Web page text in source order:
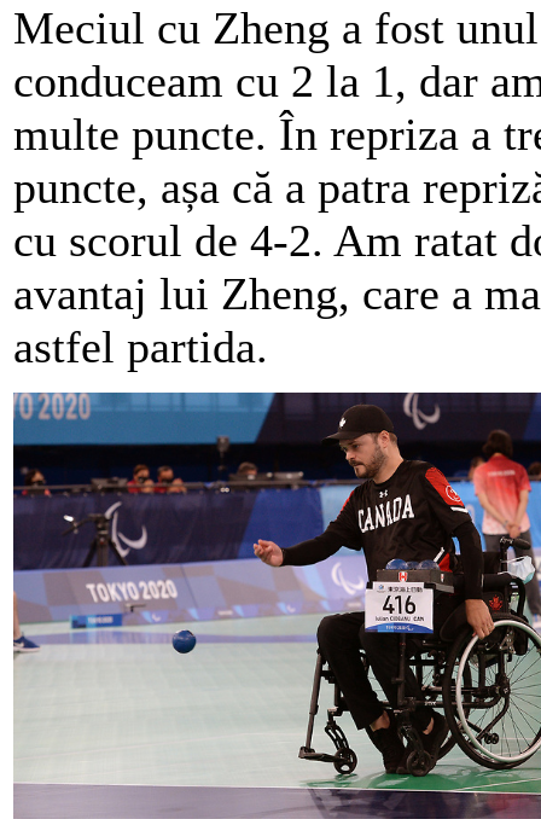
Meciul cu Zheng a fost
conduceam cu 2 la 1, dar
multe puncte. În repriza a
puncte, așa că a patra
cu scorul de 4-2. Am ratat
avantaj lui Zheng, care a
astfel partida.